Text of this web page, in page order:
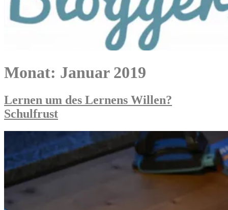
Monat: Januar 2019
Lernen um des Lernens Willen?
Schulfrust